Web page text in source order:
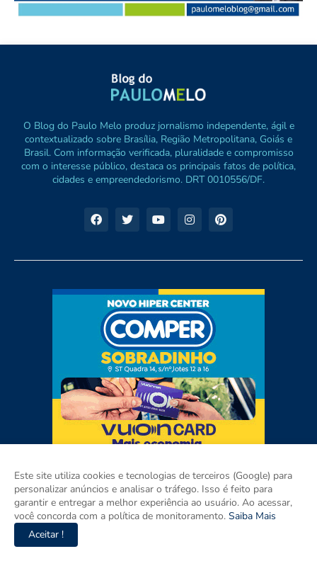
O Blog do Paulo Melo produz jornalismo independente, ágil e
contextualizado sobre Brasília, Região Metropolitana, Goiás e
Brasil. Com informação verificada, pluralidade e compromisso
com o interesse público, destaca os principais fatos de política,
cidades e empreendedorismo. DRT 0010556/DF.
Este site utiliza cookies e tecnologias de terceiros (Google) para
personalizar anúncios e analisar o tráfego. Isso é feito para
garantir e entregar a melhor experiência ao usuário. Ao acessar,
você concorda com a política de monitoramento. Saiba Mais
Aceitar !